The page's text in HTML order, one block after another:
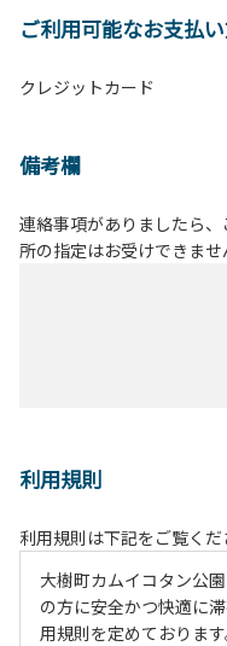
ご利用可能なお支払
クレジットカード
備考欄
連絡事項がありましたら
所の指定はお受けできませ
利用規則
利用規則は下記をご覧くだ
大樹町カムイコタン公
の方に安全かつ快適に
用規則を定めております